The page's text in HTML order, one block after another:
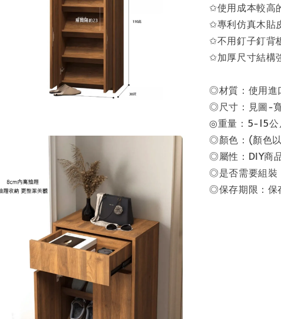
✩使用成本較高
✩專利仿真木貼
✩不用釘子釘背
✩加厚尺寸結構
◎材質：使用進
◎尺寸：見圖-
◎重量：5-15公
◎顏色：(顏色
◎屬性：DIY商
◎是否需要組裝
◎保存期限：保